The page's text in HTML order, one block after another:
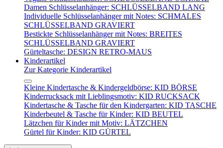
Damen Schlüsselanhänger: SCHLÜSSELBAND LANG
Individuelle Schlüsselanhänger mit Notes: SCHMALES
SCHLÜSSELBAND GRAVIERT
Bestickte Schlüsselanhänger mit Notes: BREITES
SCHLÜSSELBAND GRAVIERT
Gürteltasche: DESIGN RETRO-MAUS
Kinderartikel
Zur Kategorie Kinderartikel
Kleine Kindertasche & Kindergeldbörse: KID BÖRSE
Kinderrucksack mit Lieblingsmotiv: KID RUCKSACK
Kindertasche & Tasche für den Kindergarten: KID TASCHE
Kinderbeutel & Tasche für Kinder: KID BEUTEL
Lätzchen für Kinder mit Motiv: LÄTZCHEN
Gürtel für Kinder: KID GÜRTEL